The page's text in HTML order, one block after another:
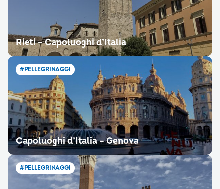
Rieti – Capoluoghi d’Italia
#PELLEGRINAGGI
Capoluoghi d’Italia – Genova
#PELLEGRINAGGI